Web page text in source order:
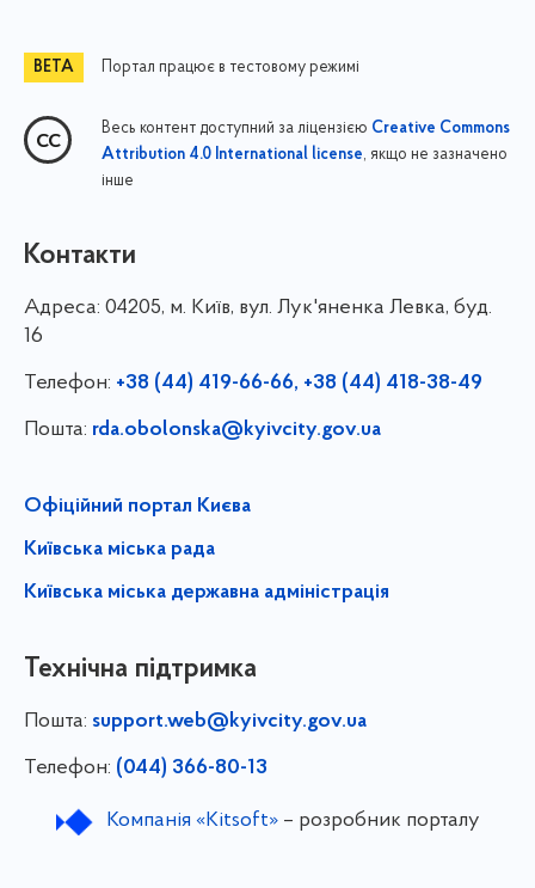
Портал працює в тестовому режимі
Весь контент доступний за ліцензією Creative Commons
Attribution 4.0 International license, якщо не зазначено
інше
Контакти
Адреса: 04205, м. Київ, вул. Лук'яненка Левка, буд.
16
Телефон: +38 (44) 419-66-66, +38 (44) 418-38-49
Пошта: rda.obolonska@kyivcity.gov.ua
Офіційний портал Києва
Київська міська рада
Київська міська державна адміністрація
Технічна підтримка
Пошта: support.web@kyivcity.gov.ua
Телефон: (044) 366-80-13
Компанія «Kitsoft»– розробник порталу